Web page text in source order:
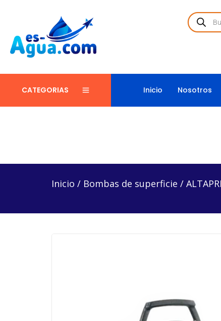
CATEGORIAS Inicio Nosotros
Inicio / Bombas de superficie /